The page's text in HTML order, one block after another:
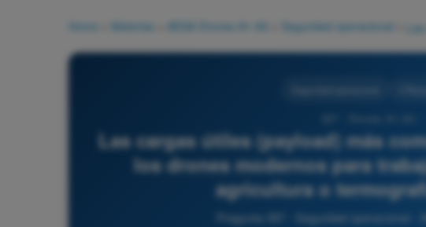
Home Materias AESA Drones A1-A3 Seguridad operacional
Las cargas útiles (payload) más
los drones modernos para
agricultura o
Pregunta 397 - Seguridad operacional -